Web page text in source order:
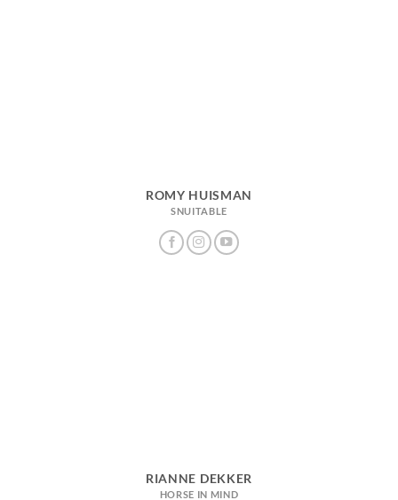
ROMY HUISMAN
SNUITABLE
RIANNE DEKKER
HORSE IN MIND